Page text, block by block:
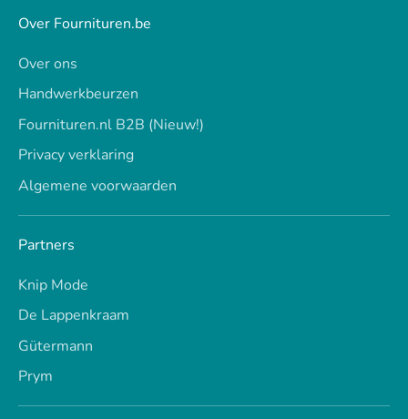
Over Fournituren.be
Over ons
Handwerkbeurzen
Fournituren.nl B2B (Nieuw!)
Privacy verklaring
Algemene voorwaarden
Partners
Knip Mode
De Lappenkraam
Gütermann
Prym